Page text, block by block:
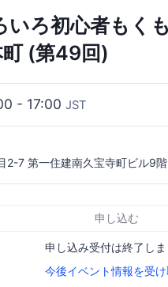
ろ初心者もく
(第49回)
- 17:00 JST
2-7 第一住建南久宝寺町ビル9階
申し込む
申し込み受付は終了しま
今後イベント情報を受